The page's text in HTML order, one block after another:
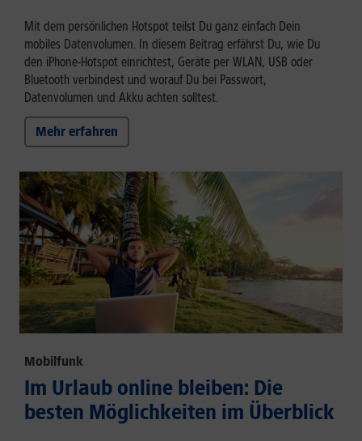
Mit dem persönlichen Hotspot teilst Du ganz einfach Dein
mobiles Datenvolumen. In diesem Beitrag erfährst Du, wie Du
den iPhone-Hotspot einrichtest, Geräte per WLAN, USB oder
Bluetooth verbindest und worauf Du bei Passwort,
Datenvolumen und Akku achten solltest.
Mehr erfahren
Mobilfunk
Im Urlaub online bleiben: Die
besten Möglichkeiten im Überblick